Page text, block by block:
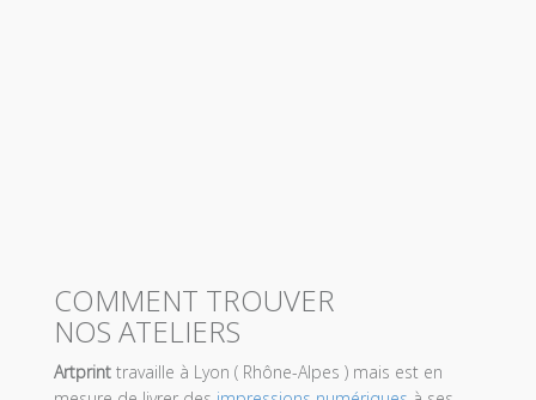
COMMENT TROUVER
NOS ATELIERS
Artprint travaille à Lyon ( Rhône-Alpes ) mais est en